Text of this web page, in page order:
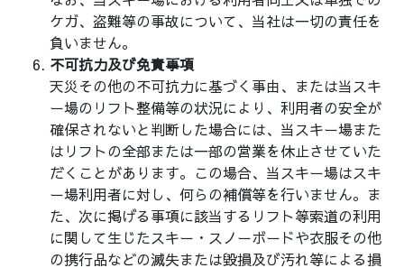
ケガ、盗難等の事故について、当社は一切の責任を
負いません。
不可抗力及び免責事項
天災その他の不可抗力に基づく事由、または当スキ
ー場のリフト整備等の状況により、利用者の安全が
確保されないと判断した場合には、当スキー場また
はリフトの全部または一部の営業を休止させていた
だくことがあります。この場合、当スキー場はスキ
ー場利用者に対し、何らの補償等を行いません。ま
た、次に掲げる事項に該当するリフト等索道の利用
に関して生じたスキー・スノーボードや衣服その他
の携行品などの滅失または毀損及び汚れ等による損